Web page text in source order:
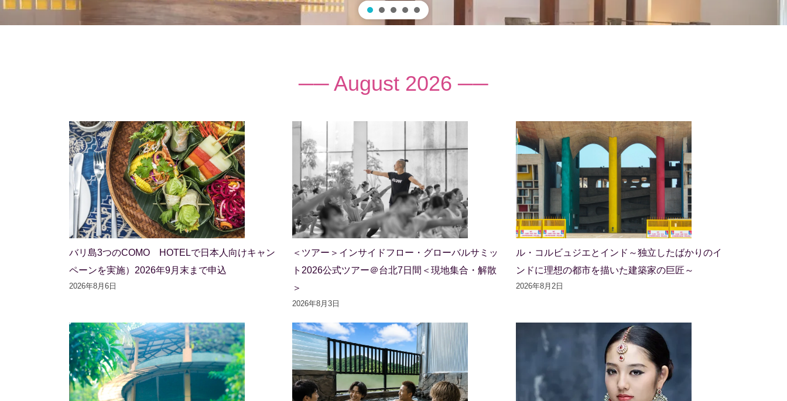
── August 2026 ──
バリ島3つのCOMO HOTELで日本人向けキャン
ペーンを実施）2026年9月末まで申込
2026年8月6日
＜ツアー＞インサイドフロー・グローバルサミッ
ト2026公式ツアー＠台北7日間＜現地集合・解散
＞
2026年8月3日
ル・コルビュジエとインド～独立したばかりのイ
ンドに理想の都市を描いた建築家の巨匠～
2026年8月2日